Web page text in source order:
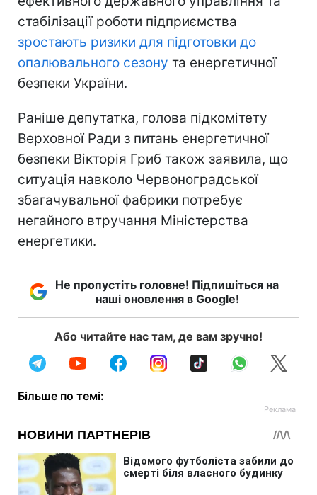
стабілізації роботи підприємства
зростають ризики для підготовки до
опалювального сезону та енергетичної
безпеки України.
Раніше депутатка, голова підкомітету
Верховної Ради з питань енергетичної
безпеки Вікторія Гриб також заявила, що
ситуація навколо Червоноградської
збагачувальної фабрики потребує
негайного втручання Міністерства
енергетики.
Не пропустіть головне! Підпишіться на
наші оновлення в Google!
Або читайте нас там, де вам зручно!
Більше по темі: